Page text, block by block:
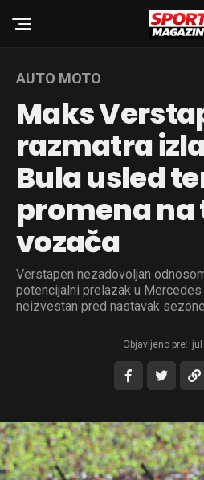
AUTO MOTO
Maks
razmatra
Bula usled
promena na
vozača
Verstapen nezadovoljan
potencijalni prelazak u
neizvestan pred nastavak sezone
Objavljeno pre: